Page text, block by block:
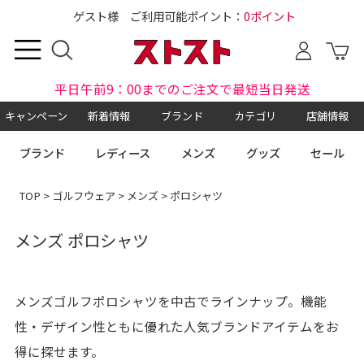
ゲスト様 ご利用可能ポイント： 0ポイント
平日午前9：00までのご注文で最短当日発送
キャンペーン 新着情報 ブランド カテゴリ 店舗情報
ブランド レディース メンズ グッズ セール
TOP > ゴルフウェア > メンズ> ポロシャツ
メンズ ポロシャツ
メンズゴルフポロシャツを中古でラインナップ。機能
性・デザイン性ともに優れた人気ブランドアイテムをお
得に探せます。